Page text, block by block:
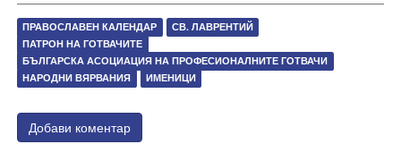
ПРАВОСЛАВЕН КАЛЕНДАР
СВ. ЛАВРЕНТИЙ
ПАТРОН НА ГОТВАЧИТЕ
БЪЛГАРСКА АСОЦИАЦИЯ НА ПРОФЕСИОНАЛНИТЕ ГОТВАЧИ
НАРОДНИ ВЯРВАНИЯ
ИМЕНИЦИ
Добави коментар